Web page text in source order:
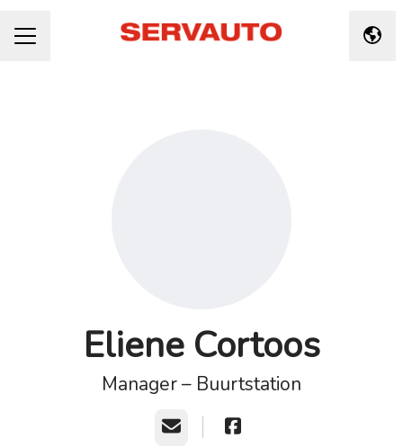
CARRIÈREMENU Taal
Eliene Cortoos
Manager – Buurtstation
E-mailadres